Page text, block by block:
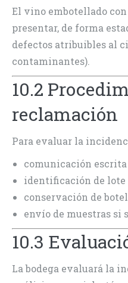
El vino embotellado
presentar, de forma
defectos atribuibles al
contaminantes).
10.2
reclamación
Para evaluar la
comunicación
identificación de lote
conservación de
envío de muestras si
10.3
La bodega evaluará la